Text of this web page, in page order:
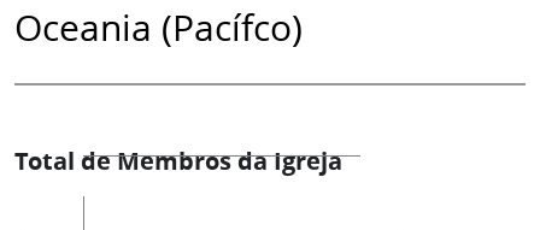
Oceania (Pacífco)
Total de Membros da Igreja